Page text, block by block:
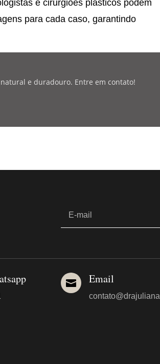
e cirurgiões plásticos podem
para cada caso, garantindo
e duradouro. Entre em contato!
 Email